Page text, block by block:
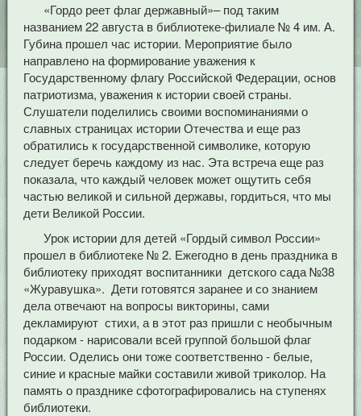
«Гордо реет флаг державный»– под таким
названием 22 августа в библиотеке-филиале № 4 им. А.
Губина прошел час истории. Мероприятие было
направлено на формирование уважения к
Государственному флагу Российской Федерации, основ
патриотизма, уважения к истории своей страны.
Слушатели поделились своими воспоминаниями о
славных страницах истории Отечества и еще раз
обратились к государственной символике, которую
следует беречь каждому из нас. Эта встреча еще раз
показала, что каждый человек может ощутить себя
частью великой и сильной державы, гордиться, что мы
дети Великой России.
Урок истории для детей «Гордый символ России»
прошел в библиотеке № 2. Ежегодно в день праздника в
библиотеку приходят воспитанники детского сада №38
«Журавушка». Дети готовятся заранее и со знанием
дела отвечают на вопросы викторины, сами
декламируют стихи, а в этот раз пришли с необычным
подарком - нарисовали всей группой большой флаг
России. Оделись они тоже соответственно - белые,
синие и красные майки составили живой триколор. На
память о празднике сфотографировались на ступенях
библиотеки.